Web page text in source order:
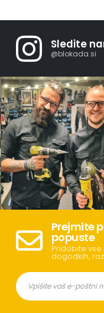
Sledite
@blokada.si
Prejmite
popuste
Pridobite
dogodkih,